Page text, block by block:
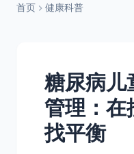
首页 健康科普
糖尿病儿
管理：在
找平衡